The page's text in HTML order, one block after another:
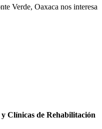
Verde, Oaxaca nos interesa
Clínicas de Rehabilitación